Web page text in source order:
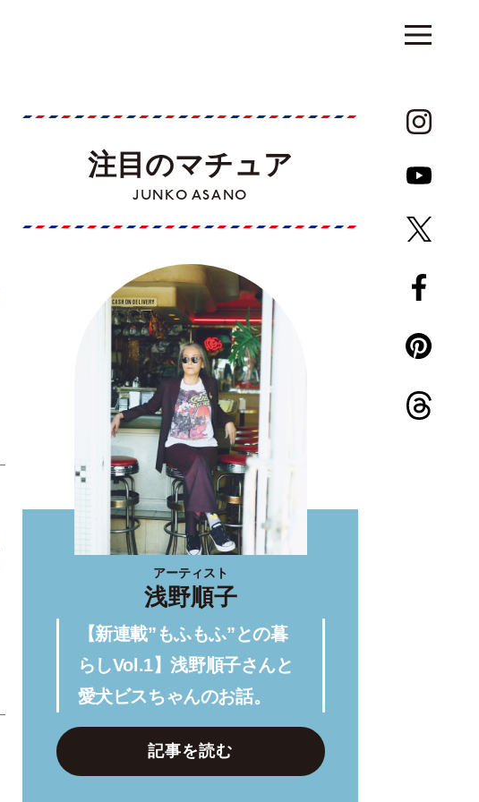
注目のマチュア
JUNKO ASANO
アーティスト
浅野順子
【新連載”もふもふ”との暮
らしVol.1】浅野順子さんと
愛犬ビスちゃんのお話。
記事を読む